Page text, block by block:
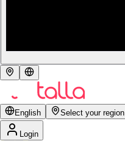
English Select your region
Login